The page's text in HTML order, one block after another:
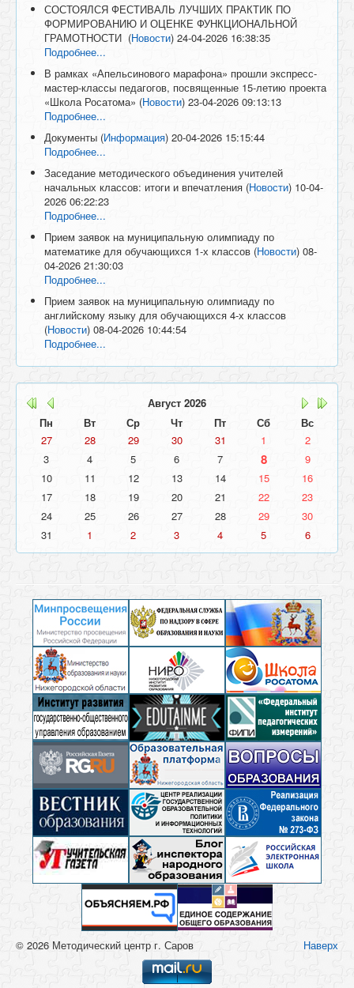
СОСТОЯЛСЯ ФЕСТИВАЛЬ ЛУЧШИХ ПРАКТИК ПО
ФОРМИРОВАНИЮ И ОЦЕНКЕ ФУНКЦИОНАЛЬНОЙ
ГРАМОТНОСТИ (Новости) 24-04-2026 16:38:35
Подробнее...
В рамках «Апельсинового марафона» прошли экспресс-
мастер-классы педагогов, посвященные 15-летию проекта
«Школа Росатома» (Новости) 23-04-2026 09:13:13
Подробнее...
Документы (Информация) 20-04-2026 15:15:44
Подробнее...
Заседание методического объединения учителей
начальных классов: итоги и впечатления (Новости) 10-04-
2026 06:22:23
Подробнее...
Прием заявок на муниципальную олимпиаду по
математике для обучающихся 1-х классов (Новости) 08-
04-2026 21:30:03
Подробнее...
Прием заявок на муниципальную олимпиаду по
английскому языку для обучающихся 4-х классов
(Новости) 08-04-2026 10:44:54
Подробнее...
Август 2026
Пн
Вт Ср Чт Пт Сб
Вс
27
28 29 30 31 1
2
3
4 5 6 7 8
9
10
11 12 13 14 15
16
17
18 19 20 21 22
23
24
25 26 27 28 29
30
31
1 2 3 4 5 6
Наверх
© 2026 Методический центр г. Саров